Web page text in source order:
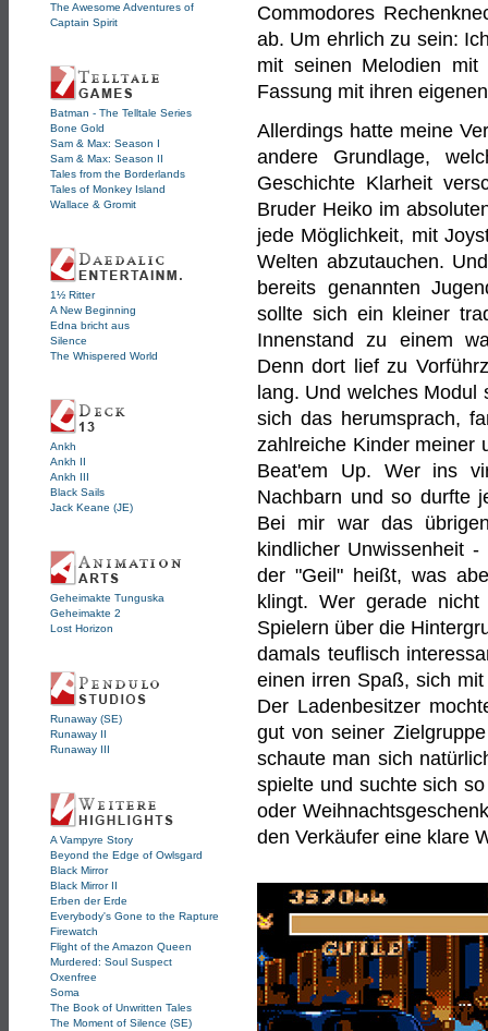
The Awesome Adventures of
Captain Spirit
Batman - The Telltale Series
Bone Gold
Sam & Max: Season I
Sam & Max: Season II
Tales from the Borderlands
Tales of Monkey Island
Wallace & Gromit
1½ Ritter
A New Beginning
Edna bricht aus
Silence
The Whispered World
Ankh
Ankh II
Ankh III
Black Sails
Jack Keane (JE)
Geheimakte Tunguska
Geheimakte 2
Lost Horizon
Runaway (SE)
Runaway II
Runaway III
A Vampyre Story
Beyond the Edge of Owlsgard
Black Mirror
Black Mirror II
Erben der Erde
Everybody's Gone to the Rapture
Firewatch
Flight of the Amazon Queen
Murdered: Soul Suspect
Oxenfree
Soma
The Book of Unwritten Tales
The Moment of Silence (SE)
Commodores
ab. Um ehrlich zu sein:
mit seinen Melodien mit
Fassung mit ihren
Allerdings hatte meine
andere Grundlage,
Geschichte Klarheit
Bruder Heiko im
jede Möglichkeit, mit
Welten abzutauchen.
bereits genannten
sollte sich ein kleiner
Innenstand zu einem
Denn dort lief zu
lang. Und welches
sich das herumsprach,
zahlreiche Kinder meiner
Beat'em Up. Wer ins
Nachbarn und so durfte
Bei mir war das
kindlicher Unwissenheit
der "Geil" heißt, was
klingt. Wer gerade
Spielern über die
damals teuflisch
einen irren Spaß, sich
Der Ladenbesitzer
gut von seiner
schaute man sich
spielte und suchte sich
oder
den Verkäufer eine klare